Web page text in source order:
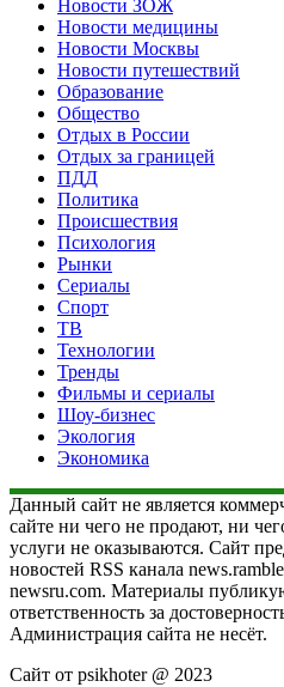
Новости ЗОЖ
Новости медицины
Новости Москвы
Новости путешествий
Образование
Общество
Отдых в России
Отдых за границей
ПДД
Политика
Происшествия
Психология
Рынки
Сериалы
Спорт
ТВ
Технологии
Тренды
Фильмы и сериалы
Шоу-бизнес
Экология
Экономика
Данный сайт не является
сайте ни чего не продают, ни
услуги не оказываются. Сайт
новостей RSS канала
newsru.com. Материалы
ответственность за
Администрация сайта не несёт.
Сайт от psikhoter @ 2023